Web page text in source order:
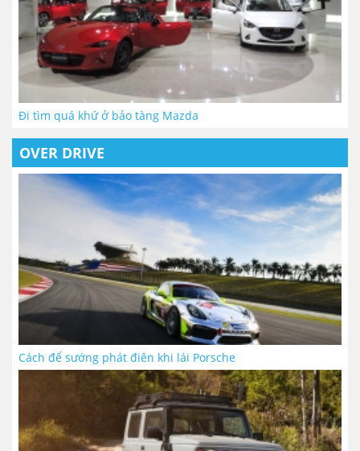
Đi tìm quá khứ ở bảo tàng Mazda
OVER DRIVE
Cách để sướng phát điên khi lái Porsche